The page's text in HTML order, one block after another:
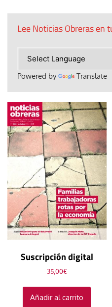
Lee Noticias Obreras en
Powered by Translate
Suscripción digital
35,00€
Añadir al carrito